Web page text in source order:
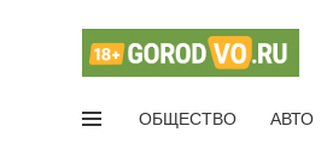
ОБЩЕСТВО АВТО